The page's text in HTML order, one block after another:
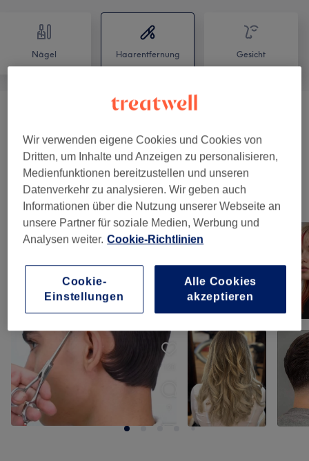
Nägel Haarentfernung Gesicht
Waxing 2) ab 10 €
Unsere Arbeit
Bild anklicken für weitere Details
Wir verwenden eigene Cookies und Cookies von
Dritten, um Inhalte und Anzeigen zu personalisieren,
Medienfunktionen bereitzustellen und unseren
Datenverkehr zu analysieren. Wir geben auch
Informationen über die Nutzung unserer Webseite an
unsere Partner für soziale Medien, Werbung und
Analysen weiter. Cookie-Richtlinien
Cookie-
Einstellungen
Alle Cookies
akzeptieren